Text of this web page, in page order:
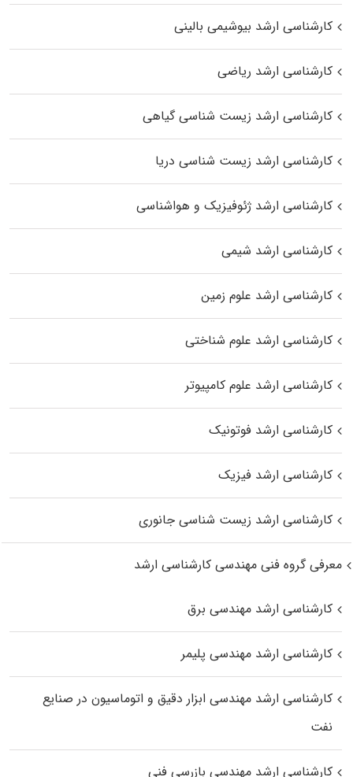
کارشناسی ارشد بیوشیمی بالینی
کارشناسی ارشد ریاضی
کارشناسی ارشد زیست‌ شناسی گیاهی
کارشناسی ارشد زیست‌ شناسی دریا
کارشناسی ارشد ژئوفیزیک و هواشناسی
کارشناسی ارشد شیمی
کارشناسی ارشد علوم زمین
کارشناسی ارشد علوم شناختی
کارشناسی ارشد علوم کامپیوتر
کارشناسی ارشد فوتونیک
کارشناسی ارشد فیزیک
کارشناسی ارشد زیست‌ شناسی جانوری
معرفی گروه فنی مهندسی کارشناسی ارشد
کارشناسی ارشد مهندسی برق
کارشناسی ارشد مهندسی پلیمر
کارشناسی ارشد مهندسی ابزار دقیق و اتوماسیون در صنایع
نفت
کارشناسی ارشد مهندسی بازرسی فنی